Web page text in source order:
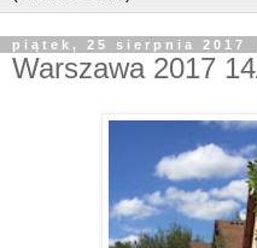
piątek, 25 sierpnia 2017
Warszawa 2017